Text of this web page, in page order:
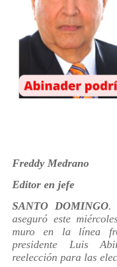
Freddy Medrano
Editor en jefe
SANTO DOMINGO.
aseguró este
muro en la línea
presidente Luis
reelección para las